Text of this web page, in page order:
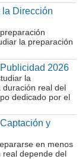
la Dirección
la preparación
2026
la
duración real del
dedicado por el
y
en menos
real depende del